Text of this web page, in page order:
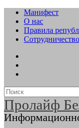
Манифест
О нас
Правила
Сотрудничество
Пролайф